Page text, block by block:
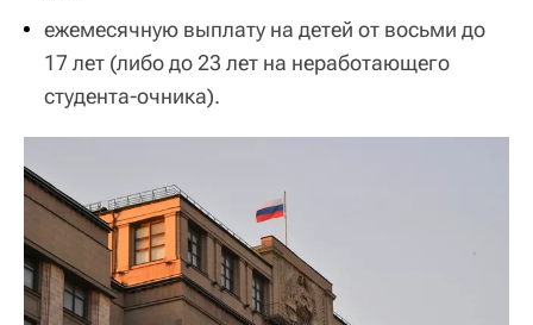
ежемесячную выплату на детей от восьми до
17 лет (либо до 23 лет на неработающего
студента-очника).